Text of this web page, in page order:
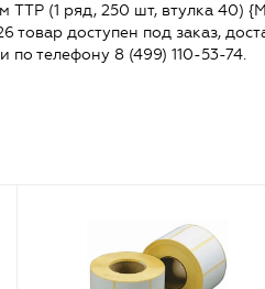
(1 ряд, 250 шт, втулка 40)
товар доступен под заказ,
и по телефону 8 (499) 110-53-74.